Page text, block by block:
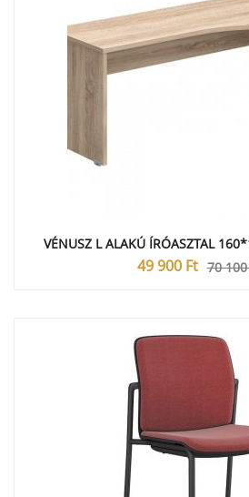
VÉNUSZ L ALAKÚ ÍRÓASZTAL
70
49 900 Ft